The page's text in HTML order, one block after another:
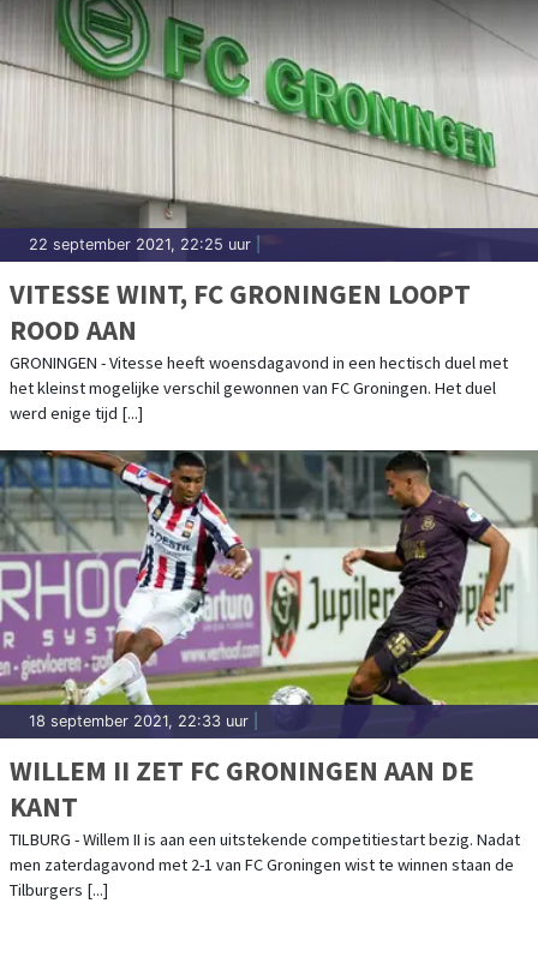
22 september 2021, 22:25 uur
VITESSE WINT, FC GRONINGEN LOOPT
ROOD AAN
GRONINGEN - Vitesse heeft woensdagavond in een hectisch duel met
het kleinst mogelijke verschil gewonnen van FC Groningen. Het duel
werd enige tijd [...]
18 september 2021, 22:33 uur
WILLEM II ZET FC GRONINGEN AAN DE
KANT
TILBURG - Willem II is aan een uitstekende competitiestart bezig. Nadat
men zaterdagavond met 2-1 van FC Groningen wist te winnen staan de
Tilburgers [...]